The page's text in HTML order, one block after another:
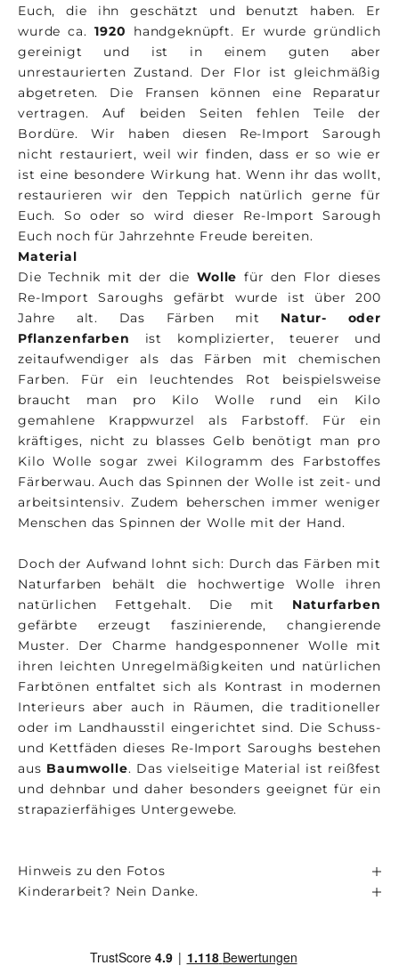
Euch, die ihn geschätzt und benutzt haben. Er
wurde ca.1920 handgeknüpft. Er wurde gründlich
gereinigt und ist in einem guten aber
unrestaurierten Zustand. Der Flor ist gleichmäßig
abgetreten. Die Fransen können eine Reparatur
vertragen. Auf beiden Seiten fehlen Teile der
Bordüre. Wir haben diesen Re-Import Sarough
nicht restauriert, weil wir finden, dass er so wie er
ist eine besondere Wirkung hat. Wenn ihr das wollt,
restaurieren wir den Teppich natürlich gerne für
Euch. So oder so wird dieser Re-Import Sarough
Euch noch für Jahrzehnte Freude bereiten.
Material
Die Technik mit der dieWolle für den Flor dieses
Re-Import Saroughs gefärbt wurde ist über 200
Jahre alt. Das Färben mit Natur- oder
Pflanzenfarben ist komplizierter, teuerer und
zeitaufwendiger als das Färben mit chemischen
Farben. Für ein leuchtendes Rot beispielsweise
braucht man pro Kilo Wolle rund ein Kilo
gemahlene Krappwurzel als Farbstoff. Für ein
kräftiges, nicht zu blasses Gelb benötigt man pro
Kilo Wolle sogar zwei Kilogramm des Farbstoffes
Färberwau. Auch das Spinnen der Wolle ist zeit- und
arbeitsintensiv. Zudem beherschen immer weniger
Menschen das Spinnen der Wolle mit der Hand.
Doch der Aufwand lohnt sich: Durch das Färben mit
Naturfarben behält die hochwertige Wolle ihren
natürlichen Fettgehalt. Die mit Naturfarben
gefärbte erzeugt faszinierende, changierende
Muster. Der Charme handgesponnener Wolle mit
ihren leichten Unregelmäßigkeiten und natürlichen
Farbtönen entfaltet sich als Kontrast in modernen
Interieurs aber auch in Räumen, die traditioneller
oder im Landhausstil eingerichtet sind. Die Schuss-
und Kettfäden dieses Re-Import Saroughs bestehen
aus Baumwolle. Das vielseitige Material ist reißfest
und dehnbar und daher besonders geeignet für ein
strapazierfähiges Untergewebe.
Hinweis zu den Fotos
Kinderarbeit? Nein Danke.